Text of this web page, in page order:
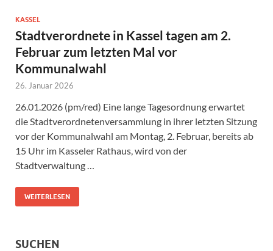
KASSEL
Stadtverordnete in Kassel tagen am 2.
Februar zum letzten Mal vor
Kommunalwahl
26. Januar 2026
26.01.2026 (pm/red) Eine lange Tagesordnung erwartet
die Stadtverordnetenversammlung in ihrer letzten Sitzung
vor der Kommunalwahl am Montag, 2. Februar, bereits ab
15 Uhr im Kasseler Rathaus, wird von der
Stadtverwaltung …
WEITERLESEN
SUCHEN